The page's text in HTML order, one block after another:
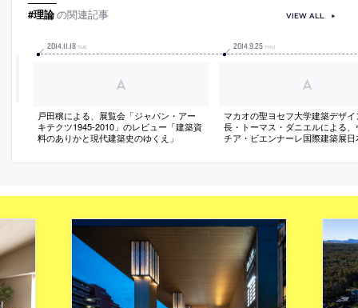
#理論の関連記事
2014.11 18 TUE
戸田穣による、展覧会「ジャパン・アー
キテクツ1945-2010」のレビュー「建築資
料のありかと現代建築史のゆくえ」
2014.9.25 THU
マカオの聖ヨセフ大学建築デザイ
長・トーマス・ダニエルによる、
チア・ビエンナーレ国際建築展日
VIEW ALL